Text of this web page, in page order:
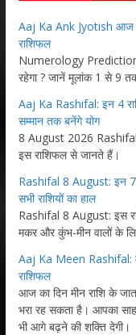
Aaj Ka Ank Jyotish आज
राशिफल
Numerology
रहेगा ? जानें मूलांक 1 से 9
Aaj Ka Rashifal: इन 4
सम्मान तक बनेंगे योग
8 August 2026
इस राशिफल से जानते हैं।
Rashifal 8 August: इन 7
सभी राशियों का हाल
Rashifal 8 August: इस
मकर और कुंभ-मीन वालों के
Aaj Ka Meen Rashifal:
राशिफल
आज का दिन मीन राशि के
भरा रह सकता है। आपका
भी आगे बढ़ने की शक्ति देगी।